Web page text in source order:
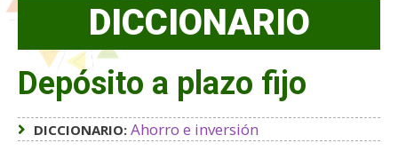
DICCIONARIO
Depósito a plazo fijo
DICCIONARIO: Ahorro e inversión